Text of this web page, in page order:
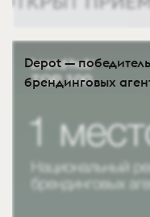
Depot —
брендинговых